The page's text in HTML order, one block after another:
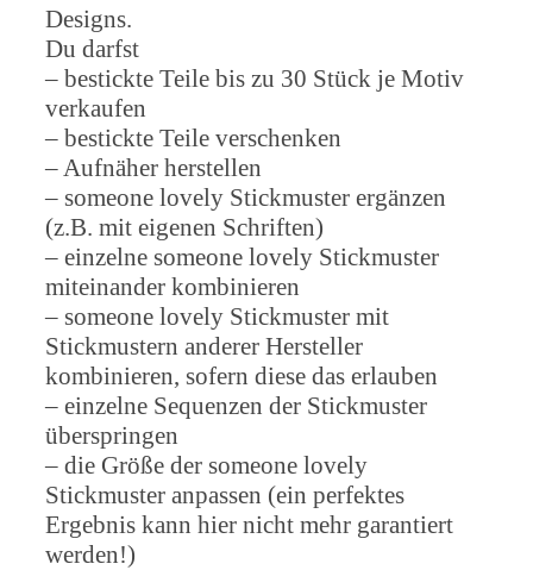
Designs.
Du darfst
– bestickte Teile bis zu 30 Stück je Motiv
verkaufen
– bestickte Teile verschenken
– Aufnäher herstellen
– someone lovely Stickmuster ergänzen
(z.B. mit eigenen Schriften)
– einzelne someone lovely Stickmuster
miteinander kombinieren
– someone lovely Stickmuster mit
Stickmustern anderer Hersteller
kombinieren, sofern diese das erlauben
– einzelne Sequenzen der Stickmuster
überspringen
– die Größe der someone lovely
Stickmuster anpassen (ein perfektes
Ergebnis kann hier nicht mehr garantiert
werden!)